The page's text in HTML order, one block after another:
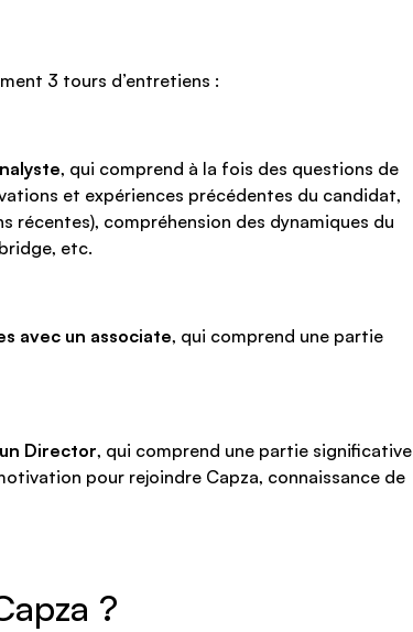
3 tours d’entretiens :
, qui comprend à la fois des questions de
et expériences précédentes du candidat,
récentes), compréhension des dynamiques du
etc.
avec un associate, qui comprend une partie
Director, qui comprend une partie significative
pour rejoindre Capza, connaissance de
?